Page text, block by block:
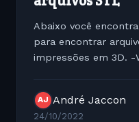
Abaixo você
para encontrar
impressões em 3D. -Websites
models-3
AJ André Jaccon
24/10/2022